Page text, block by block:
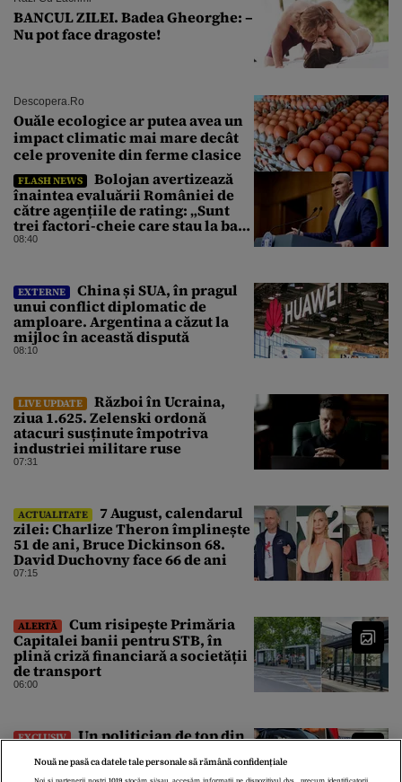
BANCUL ZILEI. Badea Gheorghe: –
Nu pot face dragoste!
Descopera.ro
Ouăle ecologice ar putea avea un
impact climatic mai mare decât
cele provenite din ferme clasice
FLASH NEWS
Bolojan avertizează
înaintea evaluării României de
către agențiile de rating: „Sunt
trei factori-cheie care stau la baza
acestor evaluări”
08:40
EXTERNE
China și SUA, în pragul
unui conflict diplomatic de
amploare. Argentina a căzut la
mijloc în această dispută
08:10
LIVE UPDATE
Război în Ucraina,
ziua 1.625. Zelenski ordonă
atacuri susținute împotriva
industriei militare ruse
07:31
ACTUALITATE
7 August, calendarul
zilei: Charlize Theron împlinește
51 de ani, Bruce Dickinson 68.
David Duchovny face 66 de ani
07:15
ALERTĂ
Cum risipește Primăria
Capitalei banii pentru STB, în
plină criză financiară a societății
de transport
06:00
EXCLUSIV
Un politician de top din
Frontieră din România după ce
Nouă ne pasă ca datele tale personale să rămână confidențiale